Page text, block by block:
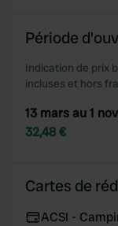
Période
Indication de prix
incluses et hors
13 mars au 1
32,48 €
Cartes de
ACSI -